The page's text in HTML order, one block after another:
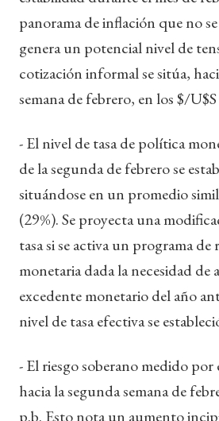
panorama de inflación que no
genera un potencial nivel de
cotización informal se sitúa,
semana de febrero, en los $/
- El nivel de tasa de política
de la segunda de febrero se
situándose en un promedio
(29%). Se proyecta una
tasa si se activa un programa
monetaria dada la necesidad de
excedente monetario del año
nivel de tasa efectiva se
- El riesgo soberano medido
hacia la segunda semana de
p.b. Esto nota un aumento